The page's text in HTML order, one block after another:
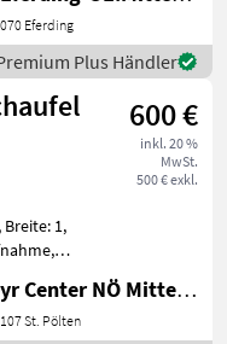
Eferding
Plus Händler
600 €
inkl. 20 %
MwSt.
500 € exkl.
Gerhard
Steyr Center NÖ Mitte Landmaschinentechnik GmbH
St. Pölten